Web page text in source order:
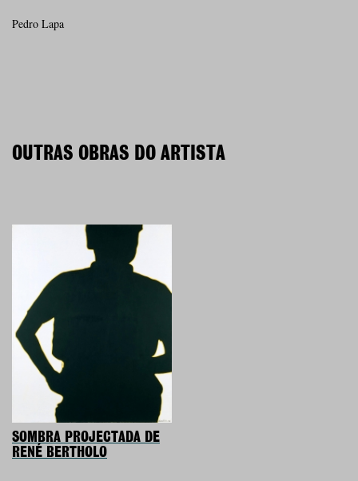
Pedro Lapa
OUTRAS OBRAS DO ARTISTA
SOMBRA PROJECTADA DE
RENÉ BERTHOLO